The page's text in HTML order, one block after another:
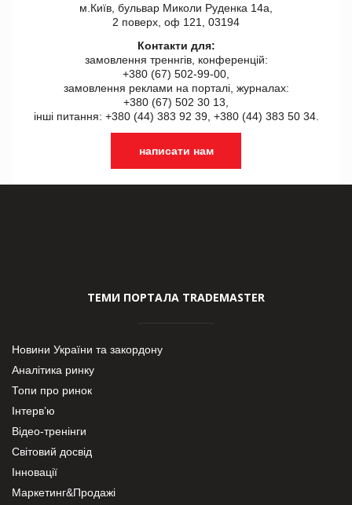
м.Київ, бульвар Миколи Руденка 14а,
2 поверх, оф 121, 03194
Контакти для:
замовлення треннгів, конференцій:
+380 (67) 502-99-00,
замовлення реклами на порталі, журналах:
+380 (67) 502 30 13,
інші питання: +380 (44) 383 92 39, +380 (44) 383 50 34.
написати нам
ТЕМИ ПОРТАЛА TRADEMASTER
Новини України та закордону
Аналітика ринку
Топи про ринок
Інтерв’ю
Відео-тренінги
Світовий досвід
Інновації
Маркетинг&Продажі